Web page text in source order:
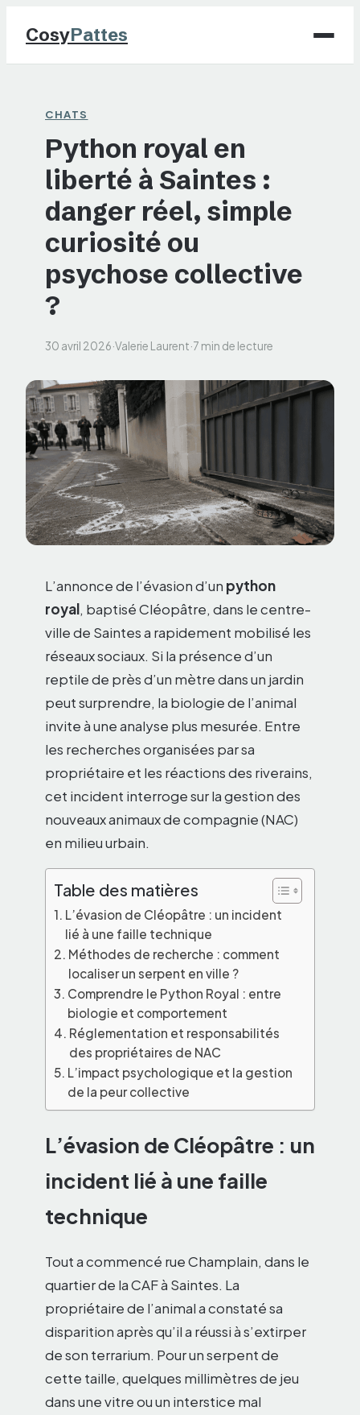
CosyPattes
Chats
NAC
Maison
Jardinage
CHATS
Python royal en
liberté à Saintes :
danger réel, simple
curiosité ou
psychose collective
?
30 avril 2026·Valerie Laurent·7 min de lecture
L’annonce de l’évasion d’un python
royal, baptisé Cléopâtre, dans le centre-
ville de Saintes a rapidement mobilisé les
réseaux sociaux. Si la présence d’un
reptile de près d’un mètre dans un jardin
peut surprendre, la biologie de l’animal
invite à une analyse plus mesurée. Entre
les recherches organisées par sa
propriétaire et les réactions des riverains,
cet incident interroge sur la gestion des
nouveaux animaux de compagnie (NAC)
en milieu urbain.
Table des matières
L’évasion de Cléopâtre : un incident
lié à une faille technique
Méthodes de recherche : comment
localiser un serpent en ville ?
Comprendre le Python Royal : entre
biologie et comportement
Réglementation et responsabilités
des propriétaires de NAC
L’impact psychologique et la gestion
de la peur collective
L’évasion de Cléopâtre : un
incident lié à une faille
technique
Tout a commencé rue Champlain, dans le
quartier de la CAF à Saintes. La
propriétaire de l’animal a constaté sa
disparition après qu’il a réussi à s’extirper
de son terrarium. Pour un serpent de
cette taille, quelques millimètres de jeu
dans une vitre ou un interstice mal